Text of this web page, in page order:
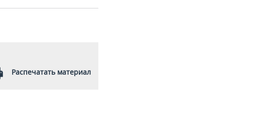
Распечатать материал